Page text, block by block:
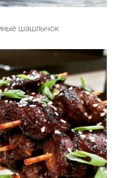
шашлычок